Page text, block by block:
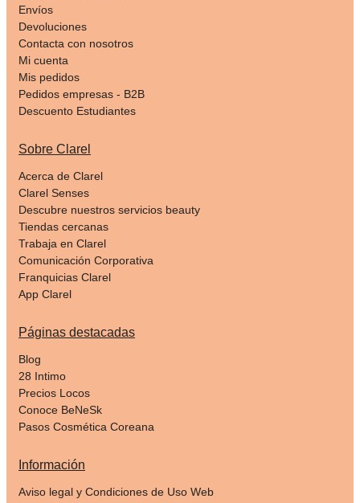
Envíos
Devoluciones
Contacta con nosotros
Mi cuenta
Mis pedidos
Pedidos empresas - B2B
Descuento Estudiantes
Sobre Clarel
Acerca de Clarel
Clarel Senses
Descubre nuestros servicios beauty
Tiendas cercanas
Trabaja en Clarel
Comunicación Corporativa
Franquicias Clarel
App Clarel
Páginas destacadas
Blog
28 Intimo
Precios Locos
Conoce BeNeSk
Pasos Cosmética Coreana
Información
Aviso legal y Condiciones de Uso Web